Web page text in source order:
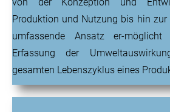
Produktion und Nutzung bis hin zur
umfassende Ansatz er-möglicht
Erfassung der
gesamten Lebenszyklus eines